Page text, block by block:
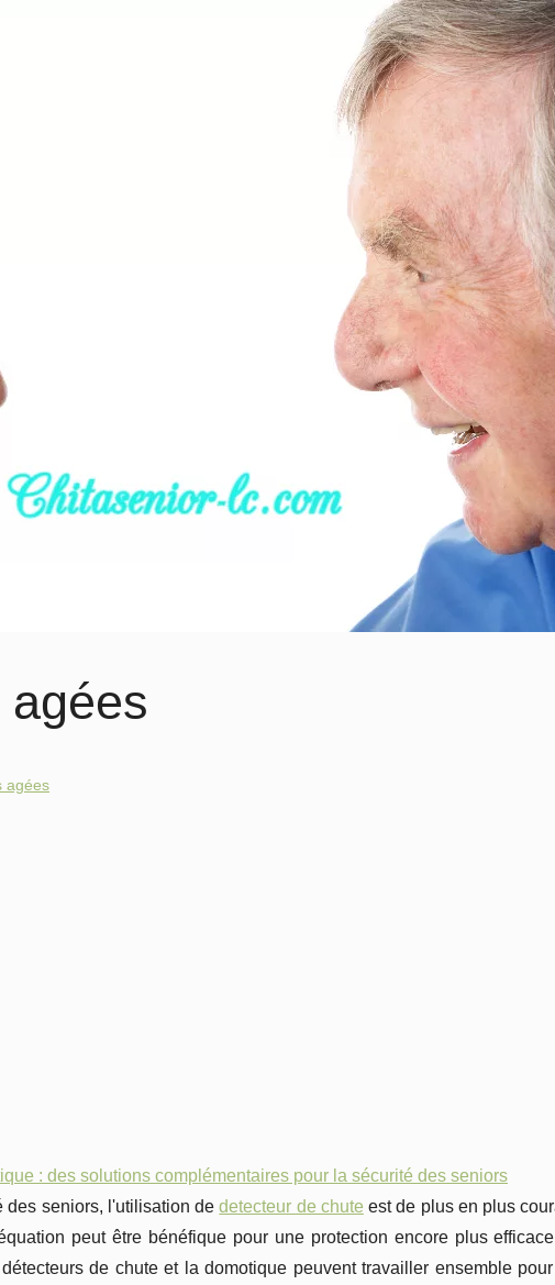
agées
: des solutions complémentaires pour la sécurité des seniors
des seniors, l'utilisation dedetecteur de chute est de plus en plus
peut être bénéfique pour une protection encore plus
de chute et la domotique peuvent travailler ensemble